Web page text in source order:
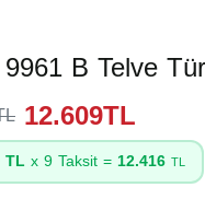
B Telve
12.609TL
TLx 9 Taksit = 12.416 TL